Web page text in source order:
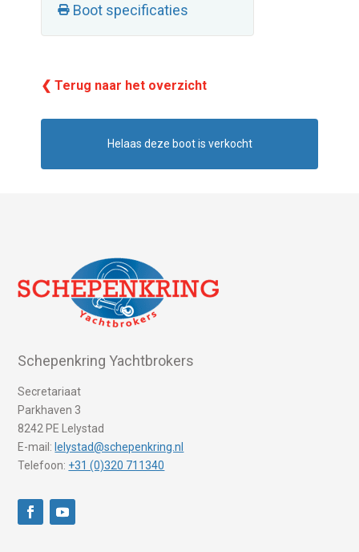
Boot specificaties
❮ Terug naar het overzicht
Helaas deze boot is verkocht
Schepenkring Yachtbrokers
Secretariaat
Parkhaven 3
8242 PE Lelystad
E-mail: lelystad@schepenkring.nl
Telefoon: +31 (0)320 711340